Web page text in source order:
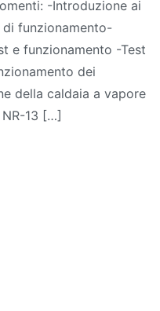
-Introduzione ai
funzionamento-
e funzionamento -Test
dei
della caldaia a vapore
13 […]